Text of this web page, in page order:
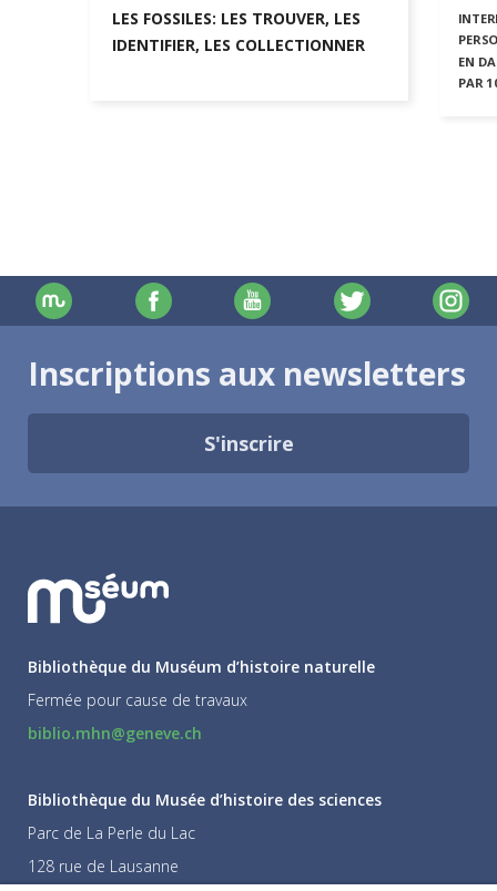
LES FOSSILES: LES TROUVER, LES
IDENTIFIER, LES COLLECTIONNER
EN
PAR
Inscriptions aux newsletters
S'inscrire
Bibliothèque du Muséum d’histoire naturelle
Fermée pour cause de travaux
biblio.mhn@geneve.ch
Bibliothèque du Musée d’histoire des sciences
Parc de La Perle du Lac
128 rue de Lausanne